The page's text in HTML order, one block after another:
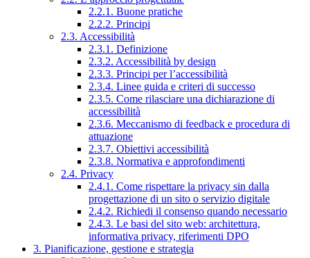
2.2.1. Buone pratiche
2.2.2. Principi
2.3. Accessibilità
2.3.1. Definizione
2.3.2. Accessibilità by design
2.3.3. Principi per l’accessibilità
2.3.4. Linee guida e criteri di successo
2.3.5. Come rilasciare una dichiarazione di
accessibilità
2.3.6. Meccanismo di feedback e procedura di
attuazione
2.3.7. Obiettivi accessibilità
2.3.8. Normativa e approfondimenti
2.4. Privacy
2.4.1. Come rispettare la privacy sin dalla
progettazione di un sito o servizio digitale
2.4.2. Richiedi il consenso quando necessario
2.4.3. Le basi del sito web: architettura,
informativa privacy, riferimenti DPO
3. Pianificazione, gestione e strategia